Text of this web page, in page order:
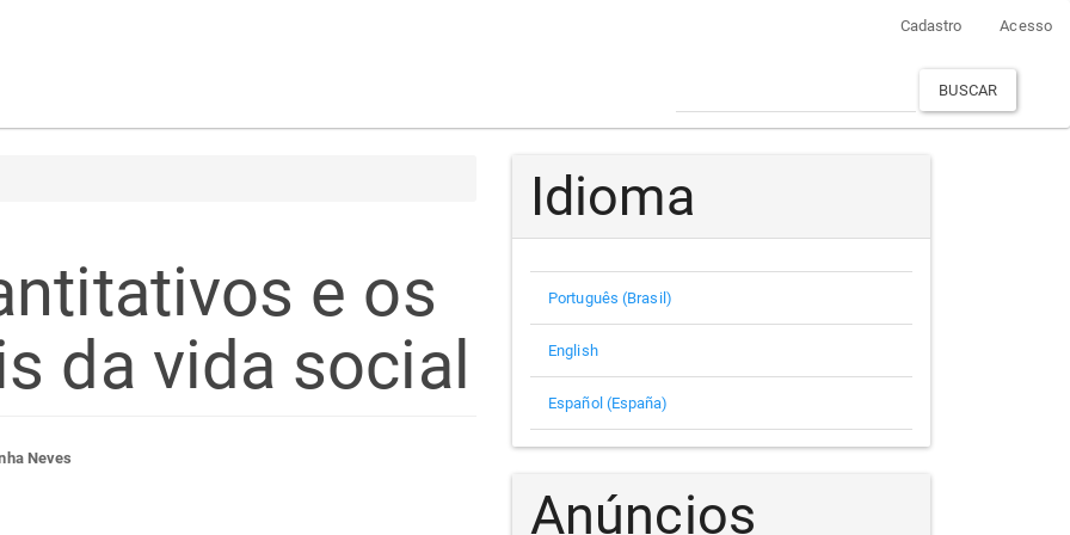
Cadastro Acesso
BUSCAR
e os
da vida social
Neves
Idioma
Português (Brasil)
English
Español (España)
Anúncios